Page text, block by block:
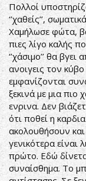
Πολλοί
‘’χαθείς’’,
Χαμήλωσε φώτα,
πιες λίγο καλής
‘’χάσιμο’’ θα
ανοιγεις τον
εμφανίζονται
ξεκινά με μια πιο
ενρινα. Δεν
ότι ποθεί η
ακολουθήσουν
γενικότερα είναι
πρώτο. Εδώ
συναίσθημα. Το